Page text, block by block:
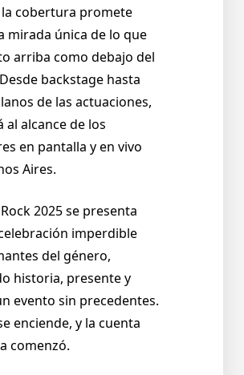
la cobertura promete
mirada única de lo que
arriba como debajo del
backstage hasta
de las actuaciones,
al alcance de los
en pantalla y en vivo
Aires.
2025 se presenta
imperdible
del género,
historia, presente y
evento sin precedentes.
enciende, y la cuenta
comenzó.